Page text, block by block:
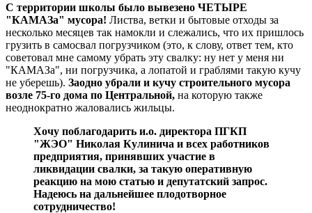
С территории школы было вывезено ЧЕТЫРЕ
"КАМАЗа" мусора! Листва, ветки и бытовые отходы за
несколько месяцев так намокли и слежались, что их пришлось
грузить в самосвал погрузчиком (это, к слову, ответ тем, кто
советовал мне самому убрать эту свалку: ну нет у меня ни
"КАМАЗа", ни погрузчика, а лопатой и граблями такую кучу
не уберешь). Заодно убрали и кучу строительного мусора
возле 75-го дома по Центральной, на которую также
неоднократно жаловались жильцы.
Хочу поблагодарить и.о. директора ПГКП
"ЖЭО" Николая Кулинича и всех работников
предприятия, принявших участие в
ликвидации свалки, за такую оперативную
реакцию на мою статью и депутатский запрос.
Надеюсь на дальнейшее плодотворное
сотрудничество!